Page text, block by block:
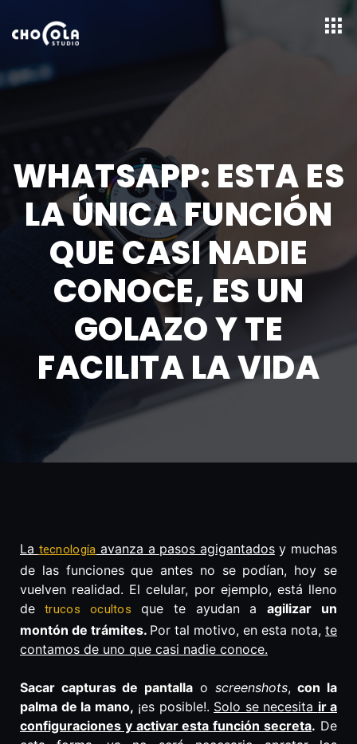
WHATSAPP: ESTA ES
LA ÚNICA FUNCIÓN
QUE CASI NADIE
CONOCE, ES UN
GOLAZO Y TE
FACILITA LA VIDA
La tecnología avanza a pasos agigantadosy muchas
de las funciones que antes no se podían, hoy se
vuelven realidad. El celular, por ejemplo, está lleno
de trucos ocultosque te ayudan aagilizar un
montón de trámites. Por tal motivo, en esta nota, te
contamos de uno que casi nadie conoce.
Sacar capturas de pantalla o screenshots,con la
palma de la mano, ¡es posible!. Solo se necesita ir a
configuraciones y activar esta función secreta. De